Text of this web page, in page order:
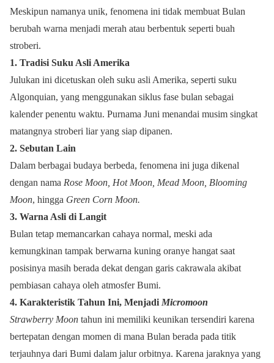
Meskipun namanya unik, fenomena ini tidak membuat Bulan
berubah warna menjadi merah atau berbentuk seperti buah
stroberi.
1. Tradisi Suku Asli Amerika
Julukan ini dicetuskan oleh suku asli Amerika, seperti suku
Algonquian, yang menggunakan siklus fase bulan sebagai
kalender penentu waktu. Purnama Juni menandai musim singkat
matangnya stroberi liar yang siap dipanen.
2. Sebutan Lain
Dalam berbagai budaya berbeda, fenomena ini juga dikenal
dengan nama Rose Moon, Hot Moon, Mead Moon, Blooming
Moon, hingga Green Corn Moon.
3. Warna Asli di Langit
Bulan tetap memancarkan cahaya normal, meski ada
kemungkinan tampak berwarna kuning oranye hangat saat
posisinya masih berada dekat dengan garis cakrawala akibat
pembiasan cahaya oleh atmosfer Bumi.
4. Karakteristik Tahun Ini, Menjadi Micromoon
Strawberry Moon tahun ini memiliki keunikan tersendiri karena
bertepatan dengan momen di mana Bulan berada pada titik
terjauhnya dari Bumi dalam jalur orbitnya. Karena jaraknya yang